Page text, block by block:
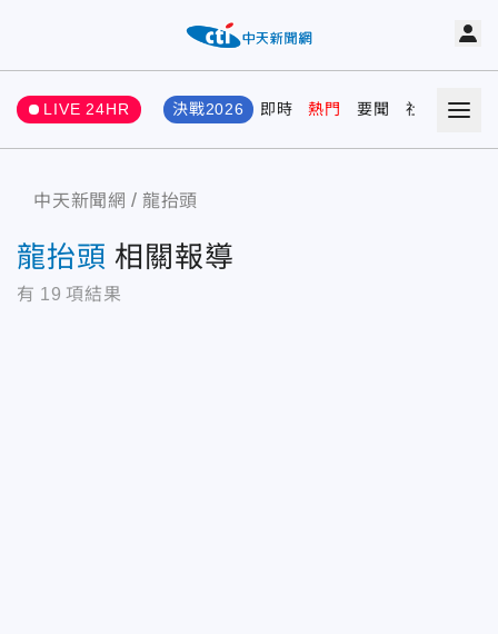
LIVE 24HR 決戰2026 即時 熱門 要聞 社會 娛樂
中天新聞網 龍抬頭
龍抬頭 相關報導
有 19 項結果